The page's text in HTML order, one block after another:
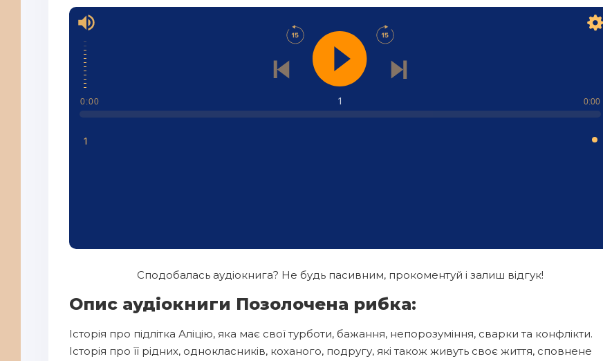
1
0:00 0:00
1
Сподобалась аудіокнига? Не будь пасивним, прокоментуй і залиш відгук!
Опис аудіокниги Позолочена рибка:
Історія про підлітка Аліцію, яка має свої турботи, бажання, непорозуміння, сварки та конфлікти.
Історія про її рідних, однокласників, коханого, подругу, які також живуть своє життя, сповнене